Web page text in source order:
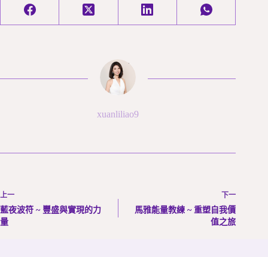
xuanliliao9
上一
藍夜波符 ~ 豐盛與實現的力
量
下一
馬雅能量教練 ~ 重塑自我價
值之旅